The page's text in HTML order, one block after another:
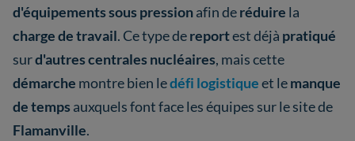
d'équipements sous pressionafin deréduire la
charge de travail. Ce type dereportest déjà pratiqué
surd'autres centrales nucléaires, mais cette
démarche montre bien ledéfi logistiqueet lemanque
de temps auxquels font face les équipes sur le site de
Flamanville.